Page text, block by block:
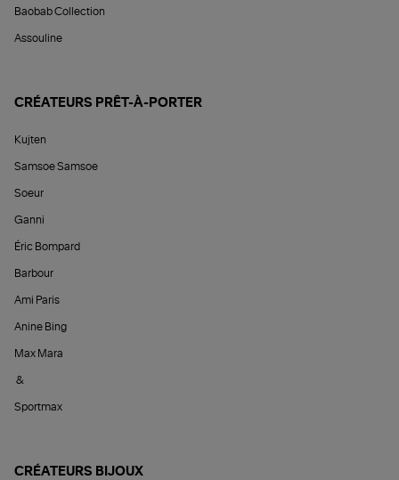
Baobab Collection
Assouline
CRÉATEURS PRÊT-À-PORTER
Kujten
Samsoe Samsoe
Soeur
Ganni
Éric Bompard
Barbour
Ami Paris
Anine Bing
Max Mara
&
Sportmax
CRÉATEURS BIJOUX